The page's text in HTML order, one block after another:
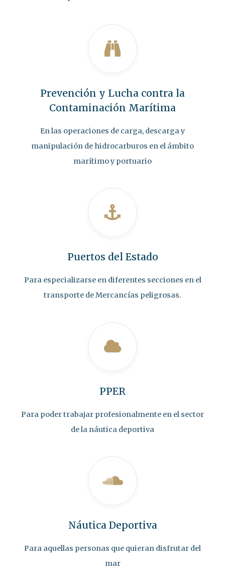
Prevención y Lucha contra la
Contaminación Marítima
En las operaciones de carga, descarga y
manipulación de hidrocarburos en el ámbito
marítimo y portuario
Puertos del Estado
Para especializarse en diferentes secciones en el
transporte de Mercancías peligrosas.
PPER
Para poder trabajar profesionalmente en el sector
de la náutica deportiva
Náutica Deportiva
Para aquellas personas que quieran disfrutar del
mar